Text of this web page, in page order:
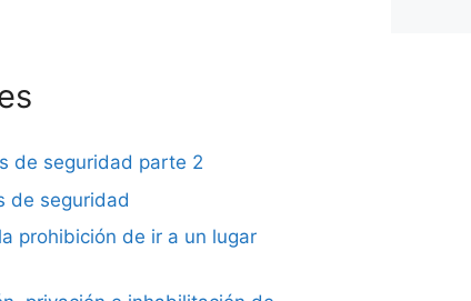
de seguridad parte 2
de seguridad
prohibición de ir a un lugar